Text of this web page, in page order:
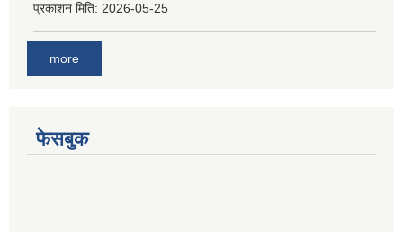
प्रकाशन मिति: 2026-05-25
more
फेसबुक